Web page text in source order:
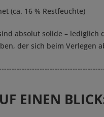
(ca. 16 % Restfeuchte)
absolut solide –
der sich beim Verlegen
EINEN